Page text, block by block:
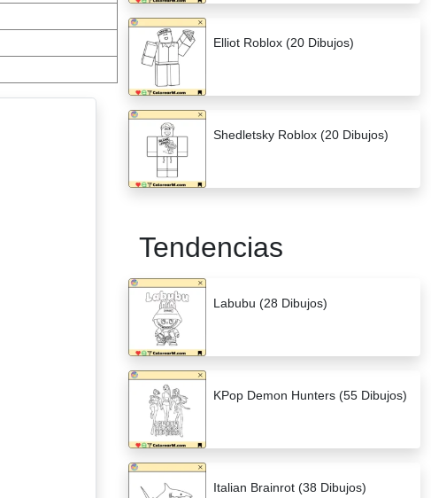
Elliot Roblox (20 Dibujos)
Shedletsky Roblox (20 Dibujos)
Tendencias
Labubu (28 Dibujos)
KPop Demon Hunters (55 Dibujos)
Italian Brainrot (38 Dibujos)